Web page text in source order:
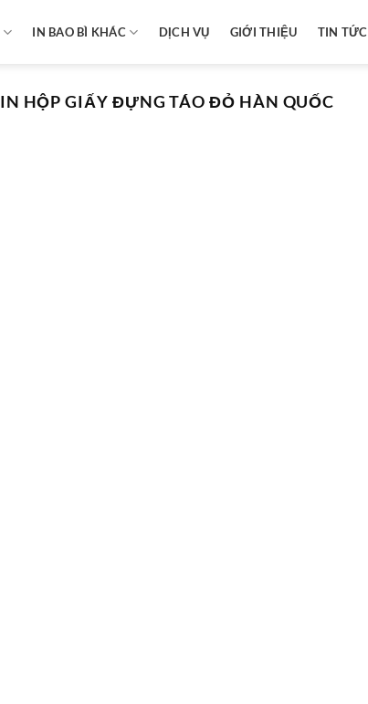
IN BAO BÌ KHÁC DỊCH VỤ GIỚI THIỆU TIN TỨC
IN HỘP GIẤY ĐỰNG TÁO ĐỎ HÀN QUỐC